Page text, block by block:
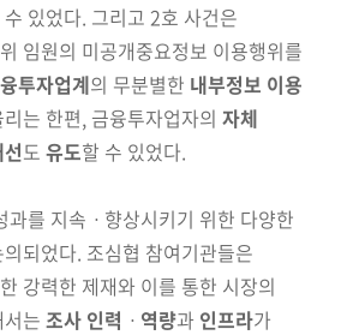
수 있었다. 그리고 2호 사건은
임원의 미공개중요정보 이용행위를
투자업계의 무분별한 내부정보 이용
는 한편, 금융투자업자의 자체
도 유도할 수 있었다.
과를 지속ㆍ향상시키기 위한 다양한
되었다. 조심협 참여기관들은
강력한 제재와 이를 통한 시장의
는 조사 인력 ㆍ 역량과 인프라가